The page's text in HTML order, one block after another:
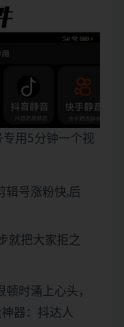
用5分钟一个视
辑号涨粉快,后
就把大家拒之
时涌上心头，
器：抖达人